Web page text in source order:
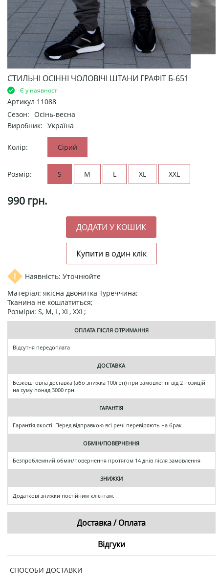
СТИЛЬНІ ОСІННІ ЧОЛОВІЧІ ШТАНИ ГРАФІТ Б-651
Є у наявності
Артикул 11088
Сезон: Осінь-весна
Виробник: Україна
Колір: Сірий
Розмір: S M L XL XXL
990 грн.
Наявність: Уточнюйте
Матеріал: якісна двонитка Туреччина;
Тканина не кошлатиться;
Розміри: S, M, L, XL, XXL;
ОПЛАТА ПІСЛЯ ОТРИМАННЯ
Відсутня передоплата
ДОСТАВКА
Безкоштовна доставка (або знижка 100грн) при замовленні від 2 позицій
на суму понад 3000 грн.
ГАРАНТІЯ
Гарантія якості. Перед відправкою всі речі перевіряють на брак
ОБМІН/ПОВЕРНЕННЯ
Безпроблемний обмін/повернення протягом 14 днів після замовлення
ЗНИЖКИ
Додаткові знижки постійним клієнтам.
Доставка / Оплата
Відгуки
СПОСОБИ ДОСТАВКИ